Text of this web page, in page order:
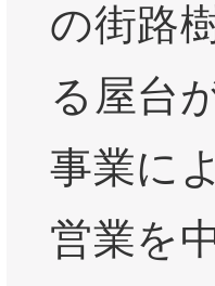
の街路
る屋台
事業に
営業を